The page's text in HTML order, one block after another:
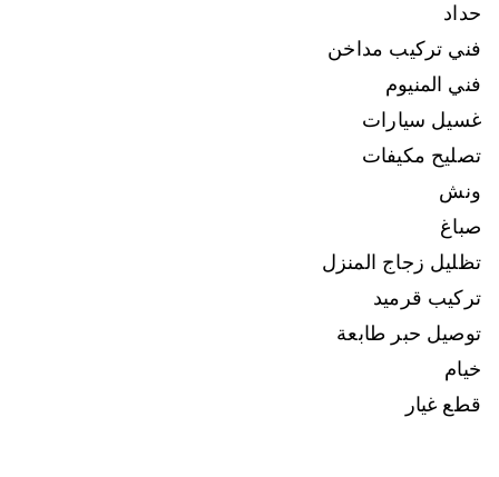
حداد
فني تركيب مداخن
فني المنيوم
غسيل سيارات
تصليح مكيفات
ونش
صباغ
تظليل زجاج المنزل
تركيب قرميد
توصيل حبر طابعة
خيام
قطع غيار